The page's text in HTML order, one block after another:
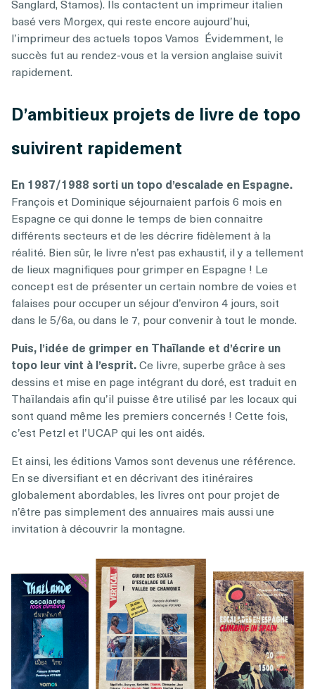
basé vers Morgex, qui reste encore aujourd’hui,
l’imprimeur des actuels topos Vamos Évidemment, le
succès fut au rendez-vous et la version anglaise suivit
rapidement.
D’ambitieux projets de livre de topo
suivirent rapidement
En 1987/1988 sorti un topo d’escalade en Espagne.
François et Dominique séjournaient parfois 6 mois en
Espagne ce qui donne le temps de bien connaitre
différents secteurs et de les décrire fidèlement à la
réalité. Bien sûr, le livre n’est pas exhaustif, il y a tellement
de lieux magnifiques pour grimper en Espagne ! Le
concept est de présenter un certain nombre de voies et
falaises pour occuper un séjour d’environ 4 jours, soit
dans le 5/6a, ou dans le 7, pour convenir à tout le monde.
Puis, l’idée de grimper en Thaïlande et d’écrire un
topo leur vint à l’esprit.Ce livre, superbe grâce à ses
dessins et mise en page intégrant du doré, est traduit en
Thaïlandais afin qu’il puisse être utilisé par les locaux qui
sont quand même les premiers concernés ! Cette fois,
c’est Petzl et l’UCAP qui les ont aidés.
Et ainsi, les éditions Vamos sont devenus une référence.
En se diversifiant et en décrivant des itinéraires
globalement abordables, les livres ont pour projet de
n’être pas simplement des annuaires mais aussi une
invitation à découvrir la montagne.